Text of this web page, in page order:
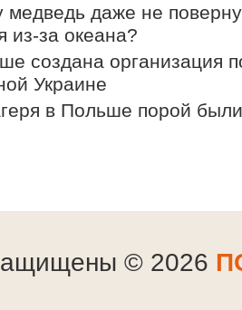
медведь даже не
из-за океана?
создана организация
Украине
в Польше порой
© 2026